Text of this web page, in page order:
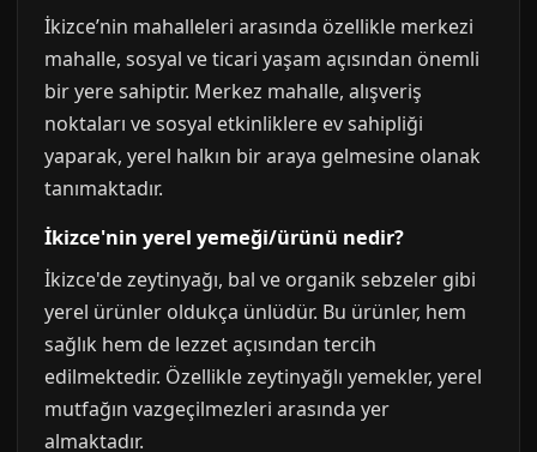
İkizce’nin mahalleleri arasında özellikle merkezi
mahalle, sosyal ve ticari yaşam açısından önemli
bir yere sahiptir. Merkez mahalle, alışveriş
noktaları ve sosyal etkinliklere ev sahipliği
yaparak, yerel halkın bir araya gelmesine olanak
tanımaktadır.
İkizce'nin yerel yemeği/ürünü nedir?
İkizce'de zeytinyağı, bal ve organik sebzeler gibi
yerel ürünler oldukça ünlüdür. Bu ürünler, hem
sağlık hem de lezzet açısından tercih
edilmektedir. Özellikle zeytinyağlı yemekler, yerel
mutfağın vazgeçilmezleri arasında yer
almaktadır.